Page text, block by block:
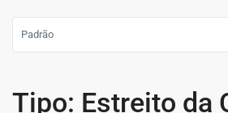
Padrão
Tipo: Estreito da
Estreito